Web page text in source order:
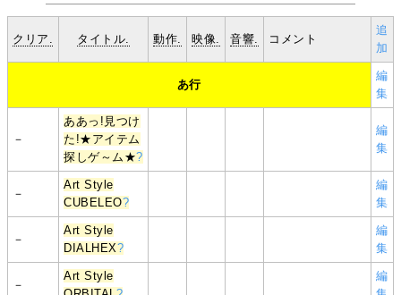
クリア. タイトル. 動作. 映像. 音響. コメント
追
加
あ行
編
集
－
ああっ!見つけ
た!★アイテム
探しゲ～ム★?
編
集
－
Art Style
CUBELEO?
編
集
－
Art Style
DIALHEX?
編
集
－
Art Style
編